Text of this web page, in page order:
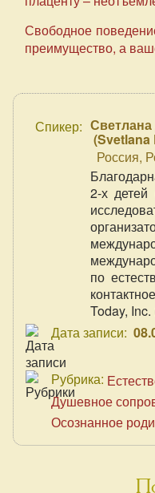
Свободное
преимущество, а
Спикер:
(Svetlana
Россия,
2-х
по
Today,
Дата записи:
Рубрика:
Душевное
Осознанное